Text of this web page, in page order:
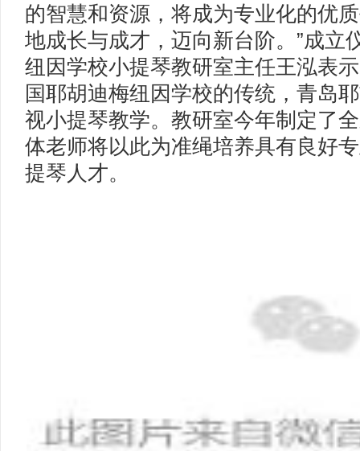
的智慧和资源，将成为专业化的优
地成长与成才，迈向新台阶。”成立
纽因学校小提琴教研室主任王泓表
国耶胡迪梅纽因学校的传统，青岛
视小提琴教学。教研室今年制定了
体老师将以此为准绳培养具有良好
提琴人才。